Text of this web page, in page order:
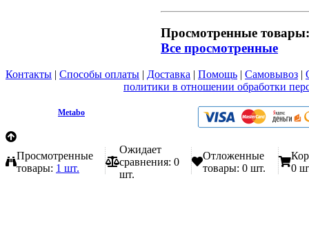
Просмотренные товары:
Все просмотренные
Контакты | Способы оплаты | Доставка | Помощь | Самовывоз |
политики в отношении обработки
Metabo
Просмотренные
товары: 1 шт.
Ожидает
сравнения: 0
шт.
Отложенные
товары: 0 шт.
0